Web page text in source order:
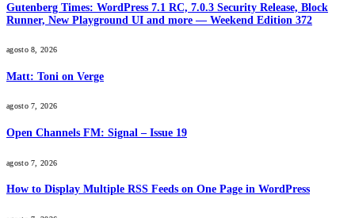
Gutenberg Times: WordPress 7.1 RC, 7.0.3 Security Release, Block
Runner, New Playground UI and more — Weekend Edition 372
agosto 8, 2026
Matt: Toni on Verge
agosto 7, 2026
Open Channels FM: Signal – Issue 19
agosto 7, 2026
How to Display Multiple RSS Feeds on One Page in WordPress